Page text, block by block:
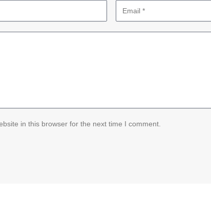
in this browser for the next time I comment.